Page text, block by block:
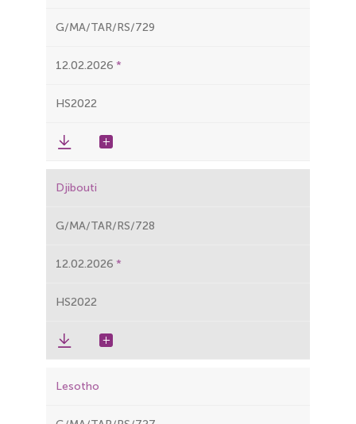
G/MA/TAR/RS/729
12.02.2026
HS2022
Djibouti
G/MA/TAR/RS/728
12.02.2026
HS2022
Lesotho